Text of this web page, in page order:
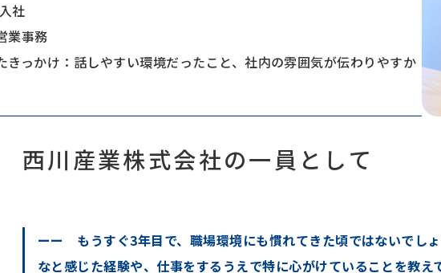
社
業事務
きっかけ：話しやすい環境だったこと、社内の雰囲気が伝わりやすか
西川産業株式会社の一員として
ーー もうすぐ3年目で、職場環境にも慣れてきた頃ではないでし
なと感じた経験や、仕事をするうえで特に心がけていることを教え